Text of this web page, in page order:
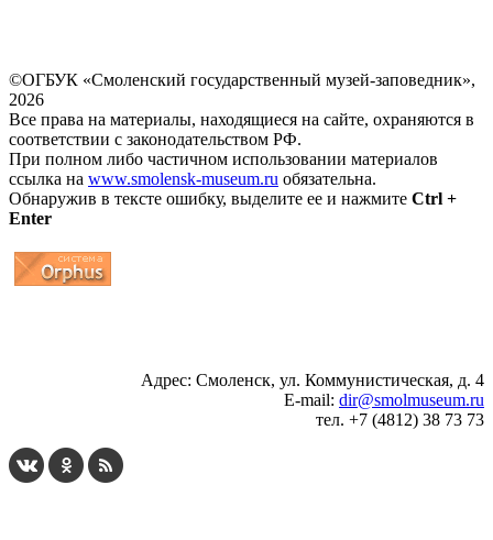
©ОГБУК «Смоленский государственный музей-заповедник»,
2026
Все права на материалы, находящиеся на сайте, охраняются в
соответствии с законодательством РФ.
При полном либо частичном использовании материалов
ссылка на www.smolensk-museum.ru обязательна.
Обнаружив в тексте ошибку, выделите ее и нажмите Ctrl +
Enter
Адрес: Смоленск, ул. Коммунистическая, д. 4
E-mail: dir@smolmuseum.ru
тел. +7 (4812) 38 73 73